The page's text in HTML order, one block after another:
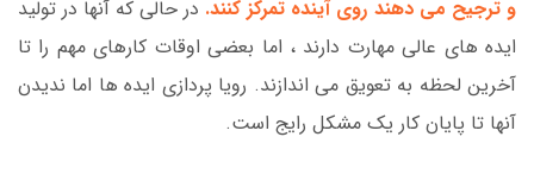
و ترجیح می دهند روی آینده تمرکز کنند. در حالی که آنها در تولید
ایده های عالی مهارت دارند ، اما بعضی اوقات کارهای مهم را تا
آخرین لحظه به تعویق می اندازند. رویا پردازی ایده ها اما ندیدن
آنها تا پایان کار یک مشکل رایج است.